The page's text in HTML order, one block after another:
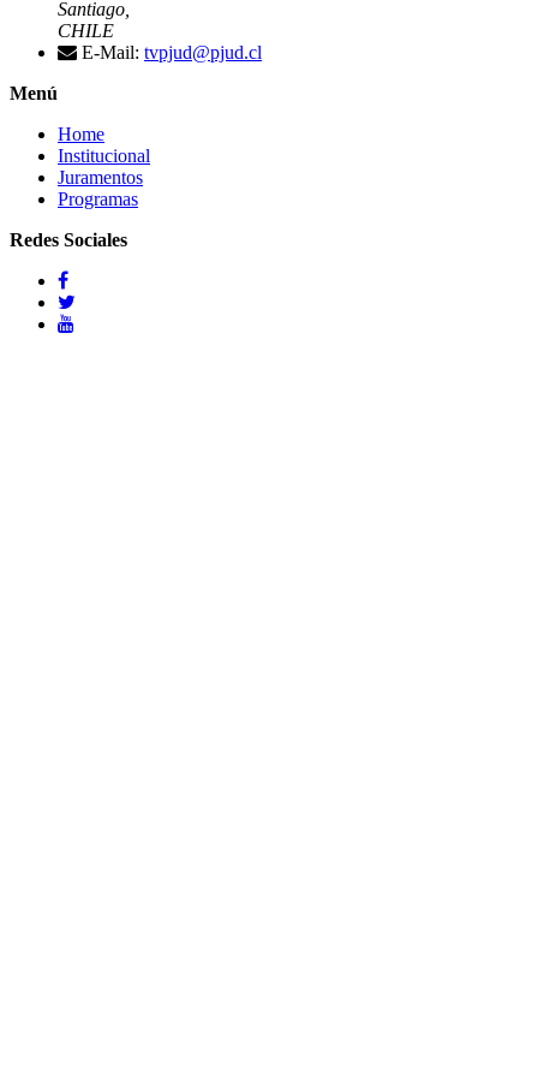
Santiago,
CHILE
E-Mail: tvpjud@pjud.cl
Menú
Home
Institucional
Juramentos
Programas
Redes Sociales